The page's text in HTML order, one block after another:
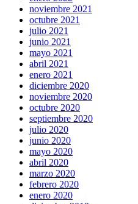
noviembre 2021
octubre 2021
julio 2021
junio 2021
mayo 2021
abril 2021
enero 2021
diciembre 2020
noviembre 2020
octubre 2020
septiembre 2020
julio 2020
junio 2020
mayo 2020
abril 2020
marzo 2020
febrero 2020
enero 2020